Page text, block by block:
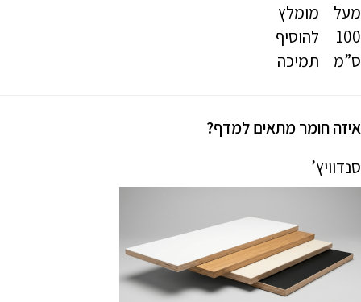
מעל
100
ס”מ
מומלץ
להוסיף
תמיכה
איזה חומר מתאים למדף?
סנדוויץ’